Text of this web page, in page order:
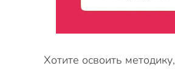
Хотите освоить